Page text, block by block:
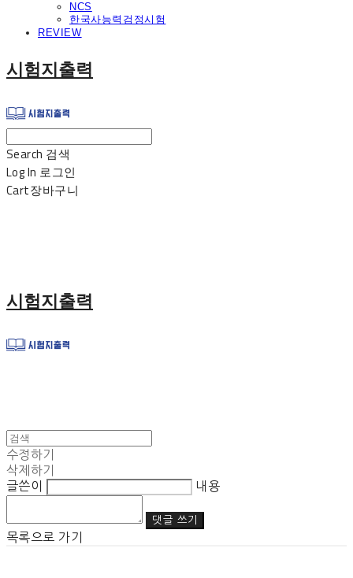
NCS
한국사능력검정시험
REVIEW
시험지출력
Search 검색
Log In 로그인
Cart장바구니
시험지출력
수정하기
삭제하기
글쓴이
내용
댓글 쓰기
목록으로 가기